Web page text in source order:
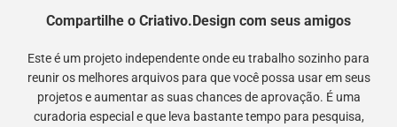
Compartilhe o Criativo.Design com seus amigos
Este é um projeto independente onde eu trabalho sozinho para
reunir os melhores arquivos para que você possa usar em seus
projetos e aumentar as suas chances de aprovação. É uma
curadoria especial e que leva bastante tempo para pesquisa,